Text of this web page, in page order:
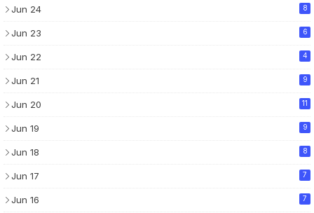
Jun 24 8
Jun 23 6
Jun 22 4
Jun 21 9
Jun 20 11
Jun 19 9
Jun 18 8
Jun 17 7
Jun 16 7